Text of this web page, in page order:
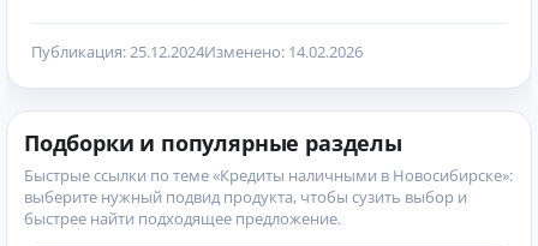
Публикация: 25.12.2024Изменено: 14.02.2026
Подборки и популярные разделы
Быстрые ссылки по теме «Кредиты наличными в Новосибирске»:
выберите нужный подвид продукта, чтобы сузить выбор и
быстрее найти подходящее предложение.